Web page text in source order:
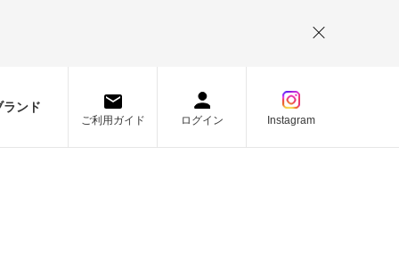
ランド
ご利用ガイド ログイン Instagram